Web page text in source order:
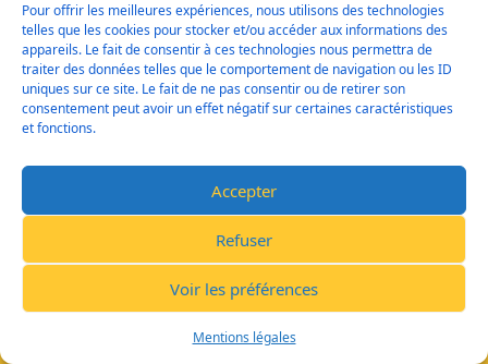
Pour offrir les meilleures expériences, nous utilisons des technologies
telles que les cookies pour stocker et/ou accéder aux informations des
appareils. Le fait de consentir à ces technologies nous permettra de
traiter des données telles que le comportement de navigation ou les ID
uniques sur ce site. Le fait de ne pas consentir ou de retirer son
consentement peut avoir un effet négatif sur certaines caractéristiques
et fonctions.
Accepter
Refuser
Voir les préférences
Mentions légales